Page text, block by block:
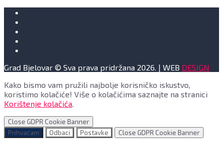
Grad Bjelovar © Sva prava pridržana 2026. | WEB DESIGN
Kako bismo vam pružili najbolje korisničko iskustvo,
koristimo kolačiće! Više o kolačićima saznajte na stranici
Korištenje kolačića
Close GDPR Cookie Banner
Prihvaćam
Odbaci Postavke Close GDPR Cookie Banner